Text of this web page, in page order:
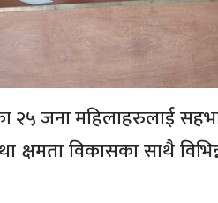
२५ जना महिलाहरुलाई
विकासका साथै